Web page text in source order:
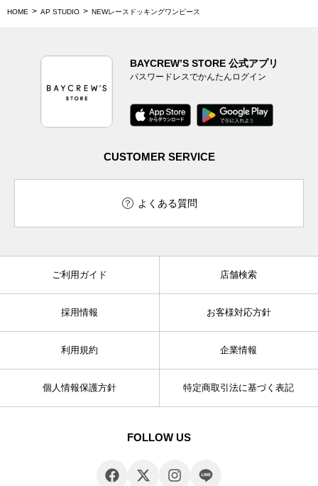
HOME AP STUDIO NEWレースドッキングワンピース
BAYCREW’S STORE 公式アプリ
パスワードレスでかんたんログイン
CUSTOMER SERVICE
よくある質問
ご利用ガイド 店舗検索
採用情報 お客様対応方針
利用規約 企業情報
個人情報保護方針 特定商取引法に基づく表記
FOLLOW US